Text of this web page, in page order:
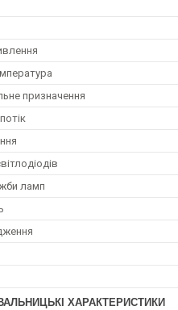
призначення
ламп
ХАРАКТЕРИСТИКИ